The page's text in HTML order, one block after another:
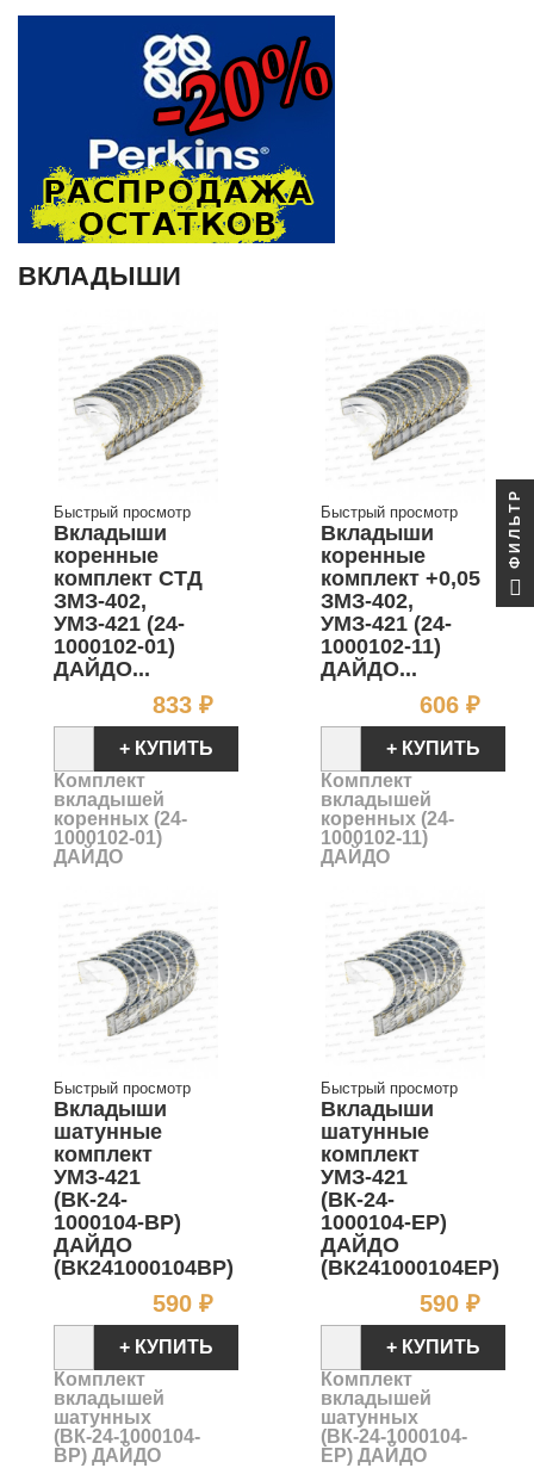
ВКЛАДЫШИ
Быстрый просмотр
Вкладыши
коренные
комплект СТД
ЗМЗ-402,
УМЗ-421 (24-
1000102-01)
ДАЙДО...
833 ₽Цена
+ КУПИТЬ
Комплект
вкладышей
коренных (24-
1000102-01)
ДАЙДО
Быстрый просмотр
Вкладыши
коренные
комплект +0,05
ЗМЗ-402,
УМЗ-421 (24-
1000102-11)
ДАЙДО...
606 ₽
+ КУПИТЬ
Комплект
вкладышей
коренных (24-
1000102-11)
ДАЙДО
Быстрый просмотр
Вкладыши
шатунные
комплект
УМЗ-421
(ВК-24-
1000104-ВР)
ДАЙДО
(ВК241000104ВР)
590 ₽Цена
+ КУПИТЬ
Комплект
вкладышей
шатунных
(ВК-24-1000104-
ВР) ДАЙДО
Быстрый просмотр
Вкладыши
шатунные
комплект
УМЗ-421
(ВК-24-
1000104-ЕР)
ДАЙДО
(ВК241000104ЕР)
590 ₽
+ КУПИТЬ
Комплект
вкладышей
шатунных
(ВК-24-1000104-
ЕР) ДАЙДО
ФИЛЬТР